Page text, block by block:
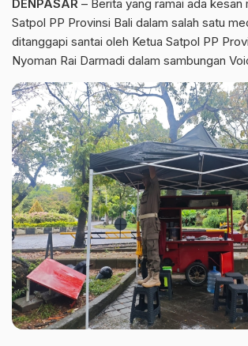
DENPASAR – Berita yang ramai ada kesan
Satpol PP Provinsi Bali dalam salah satu
ditanggapi santai oleh Ketua Satpol PP
Nyoman Rai Darmadi dalam sambungan